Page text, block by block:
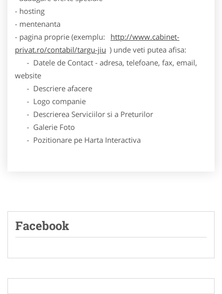
- hosting
- mentenanta
- pagina proprie (exemplu:
http://www.cabinet-
privat.ro/contabil/targu-jiu ) unde veti putea afisa:
- Datele de Contact - adresa, telefoane, fax, email,
website
- Descriere afacere
- Logo companie
- Descrierea Serviciilor si a Preturilor
- Galerie Foto
- Pozitionare pe Harta Interactiva
Facebook